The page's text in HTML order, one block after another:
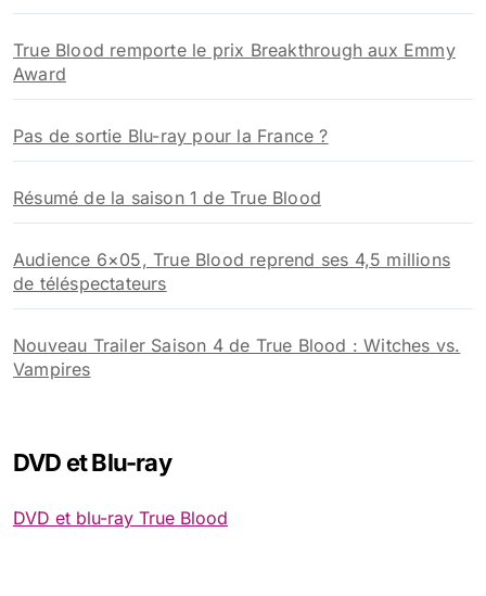
True Blood remporte le prix Breakthrough aux Emmy
Award
Pas de sortie Blu-ray pour la France ?
Résumé de la saison 1 de True Blood
Audience 6×05, True Blood reprend ses 4,5 millions
de téléspectateurs
Nouveau Trailer Saison 4 de True Blood : Witches vs.
Vampires
DVD et Blu-ray
DVD et blu-ray True Blood